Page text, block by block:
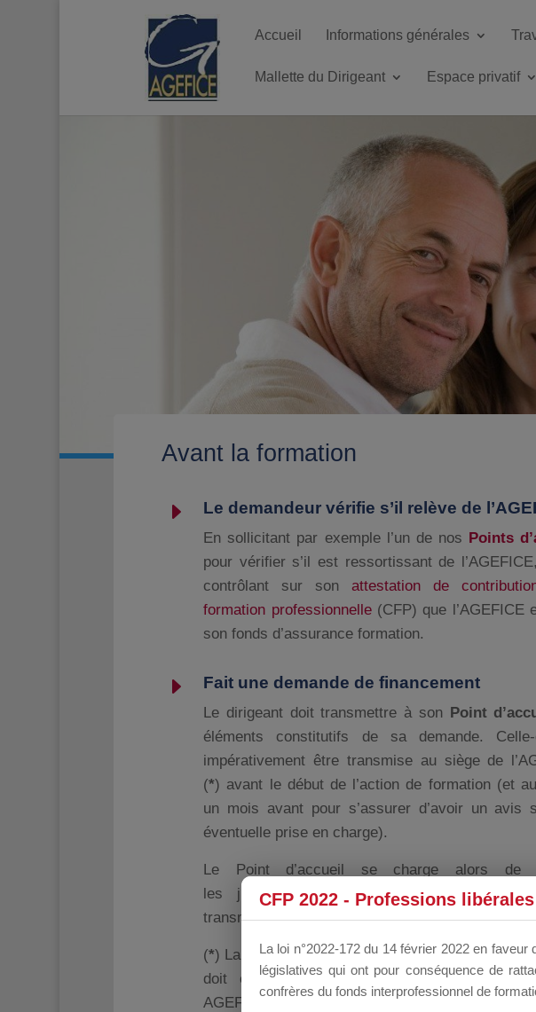
Accueil Informations générales
Mallette du Dirigeant Espace privatif
Avant la formation
E Le demandeur vérifie s’il relève de
En sollicitant par exemple l’un de nos Points
pour vérifier s’il est ressortissant de
contrôlant sur sonattestation de
formation professionnelle(CFP) que l’AGEFICE
son fonds d’assurance formation.
E Fait une demande de financement
Le dirigeant doit transmettre à son Point
éléments constitutifs de sa demande.
impérativement être transmise au siège de
(*) avant le début de l’action de formation (et
un mois avant pour s’assurer d’avoir un avis
éventuelle prise en charge).
Le Point d’accueil se charge alors de
les justificatifs, de présaisir le dossier
transmettre à l’AGEFICE dans les meilleurs
(*) La demande de financement d’une action de
doit être déposée avec l’aide d’unPoint
AGEFICE.
CFP 2022 - Professions
La loi n°2022-172 du 14 février 2022 en faveur
législatives qui ont pour conséquence de
confrères du fonds interprofessionnel de